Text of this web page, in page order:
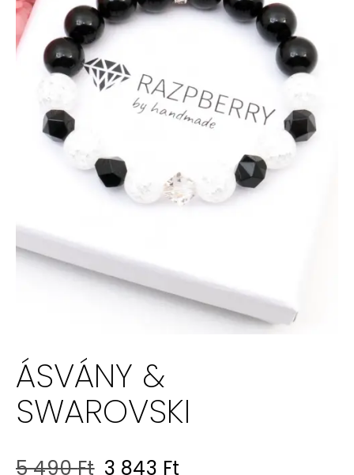
ÁSVÁNY &
SWAROVSKI
5 490Ft Original
3 843 Ft